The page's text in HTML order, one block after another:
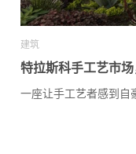
建筑
特拉斯科手工艺市
一座让手工艺者感到自